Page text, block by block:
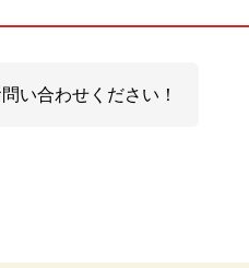
い合わせください！